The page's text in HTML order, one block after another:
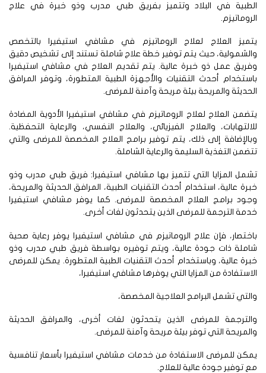
في البلاد وتتميز بفريق طبي مدرب وذو خبرة في علاج
العلاج لعلاج الروماتيزم في مشافي استيفيرا بالتخصص
حيث يتم توفير خطة علاج شاملة تستند إلى تشخيص دقيق
عمل ذو خبرة عالية. يتم تقديم العلاج في مشافي استيفيرا
أحدث التقنيات والأجهزة الطبية المتطورة، وتوفر المرافق
والمريحة بيئة مريحة وآمنة للمرضى.
العلاج لعلاج الروماتيزم في مشافي استيفيرا الأدوية المضادة
والعلاج الفيزيائي، والعلاج النفسي، والرعاية التحفظية.
إلى ذلك، يتم توفير برامج العلاج المخصصة للمرضى والتي
التغذية السليمة والرعاية الشاملة.
المزايا التي تتميز بها مشافي استيفيرا: فريق طبي مدرب وذو
عالية، استخدام أحدث التقنيات الطبية، المرافق الحديثة والمريحة،
برامج العلاج المخصصة للمرضى. كما يوفر مشافي استيفيرا
الترجمة للمرضى الذين يتحدثون لغات أخرى.
فإن علاج الروماتيزم في مشافي استيفيرا يوفر رعاية صحية
ذات جودة عالية، ويتم توفيره بواسطة فريق طبي مدرب وذو
عالية، وباستخدام أحدث التقنيات الطبية المتطورة. يمكن للمرضى
من المزايا التي يوفرها مشافي استيفيرا،
تشمل البرامج العلاجية المخصصة،
للمرضى الذين يتحدثون لغات أخرى، والمرافق الحديثة
التي توفر بيئة مريحة وآمنة للمرضى.
للمرضى الاستفادة من خدمات مشافي استيفيرا بأسعار تنافسية
توفير جودة عالية للعلاج.